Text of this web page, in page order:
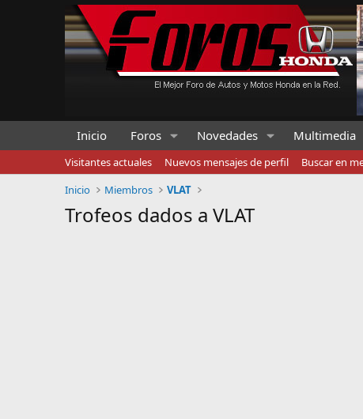
Inicio Foros Novedades Multimedia
Visitantes actuales Nuevos mensajes de perfil
Buscar en
Inicio
Miembros VLAT
Trofeos dados a VLAT